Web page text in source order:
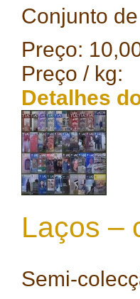
Conjunto
Preço:
Preço / kg:
Detalhes
Laços –
Semi-